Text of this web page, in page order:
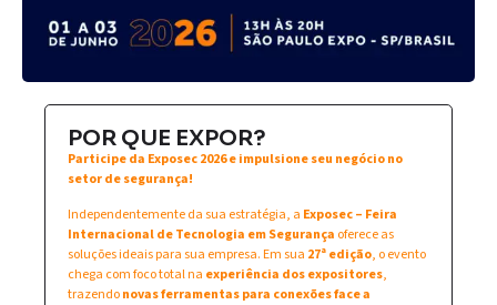
POR QUE EXPOR?
Participe da Exposec 2026 e impulsione seu negócio no
setor de segurança!
Independentemente da sua estratégia, a Exposec – Feira
Internacional de Tecnologia em Segurança oferece as
soluções ideais para sua empresa. Em sua 27ª edição, o evento
chega com foco total na experiência dos expositores,
trazendonovas ferramentas para conexões face a